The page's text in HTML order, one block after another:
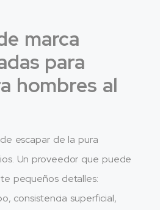
marca
para
hombres al
escapar de la pura
Un proveedor que puede
pequeños detalles:
consistencia superficial,